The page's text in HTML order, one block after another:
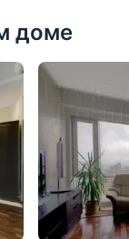
доме